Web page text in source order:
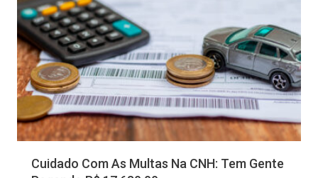
Cuidado Com As Multas Na CNH: Tem Gente